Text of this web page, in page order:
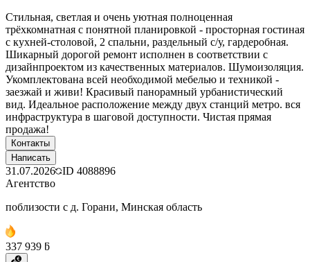
Стильная, светлая и очень уютная полноценная
трёхкомнатная с понятной планировкой - просторная гостиная
с кухней-столовой, 2 спальни, раздельный с/у, гардеробная.
Шикарный дорогой ремонт исполнен в соответствии с
дизайнпроектом из качественных материалов. Шумоизоляция.
Укомплектована всей необходимой мебелью и техникой -
заезжай и живи! Красивый панорамный урбанистический
вид. Идеальное расположение между двух станций метро. вся
инфраструктура в шаговой доступности. Чистая прямая
продажа!
Контакты
Написать
31.07.2026 ID 4088896
Агентство
поблизости с д. Горани, Минская область
337 939 ƃ